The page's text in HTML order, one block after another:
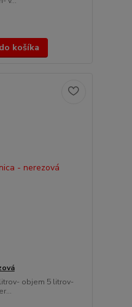
košíka
objem 5 litrov-